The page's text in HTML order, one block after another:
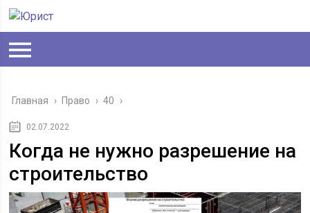
Главная › Право › 40 ›
02.07.2022
Когда не нужно разрешение на
строительство